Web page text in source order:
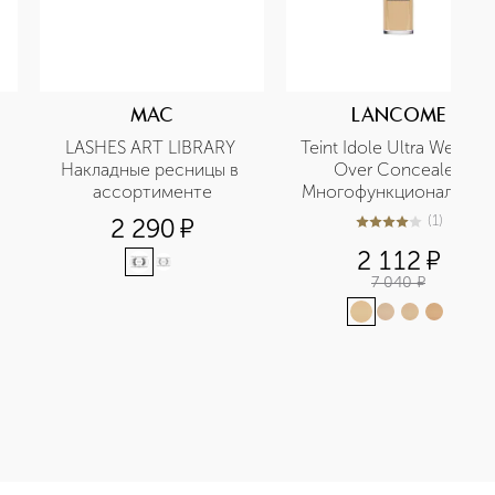
MAC
LASHES ART LIBRARY
Накладные ресницы в
ассортименте
2 290¤
LANCOME
Teint Idole Ultra Wear All
Over Concealer
Многофункциональный
консилер для лица
4из 51 (1)
2 112 ¤
7 040 ¤